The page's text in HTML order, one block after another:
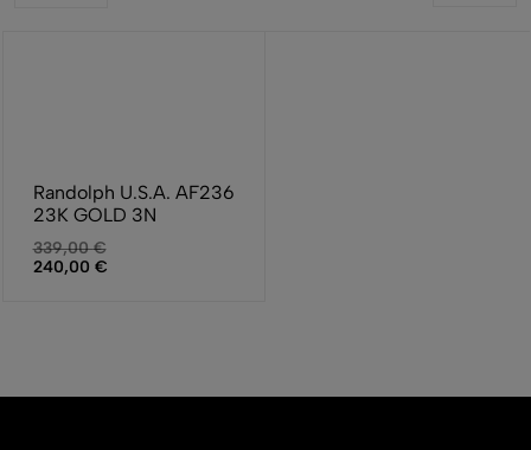
Randolph U.S.A. AF236
23K GOLD 3N
339,00€
240,00 €